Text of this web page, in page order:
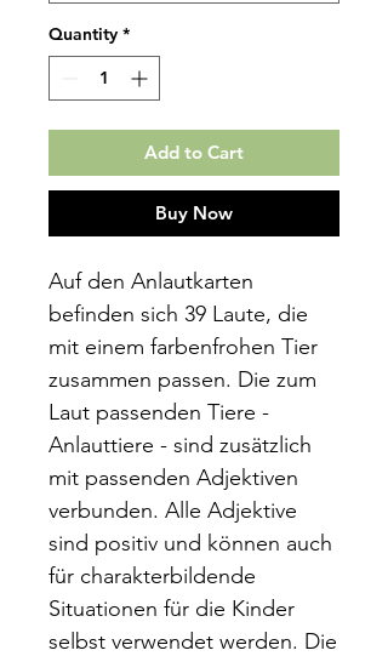
Quantity *
Add to Cart
Buy Now
Auf den Anlautkarten
befinden sich 39 Laute, die
mit einem farbenfrohen Tier
zusammen passen. Die zum
Laut passenden Tiere -
Anlauttiere - sind zusätzlich
mit passenden Adjektiven
verbunden. Alle Adjektive
sind positiv und können auch
für charakterbildende
Situationen für die Kinder
selbst verwendet werden. Die